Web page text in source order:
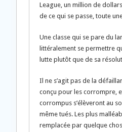
League, un million de
de ce qui se passe, toute
Une classe qui se pare du
littéralement se permettre
lutte plutôt que de sa
Il ne s’agit pas de la
conçu pour les corrompre,
corrompus s’élèveront au
même tués. Les plus
remplacée par quelque